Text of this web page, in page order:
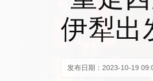
伊犁出
发布日期：2023-10-19